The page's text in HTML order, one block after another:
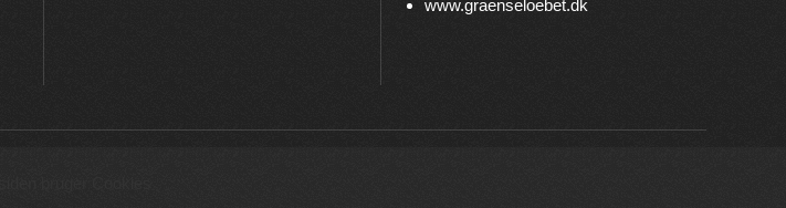
www.graenseloebet.dk